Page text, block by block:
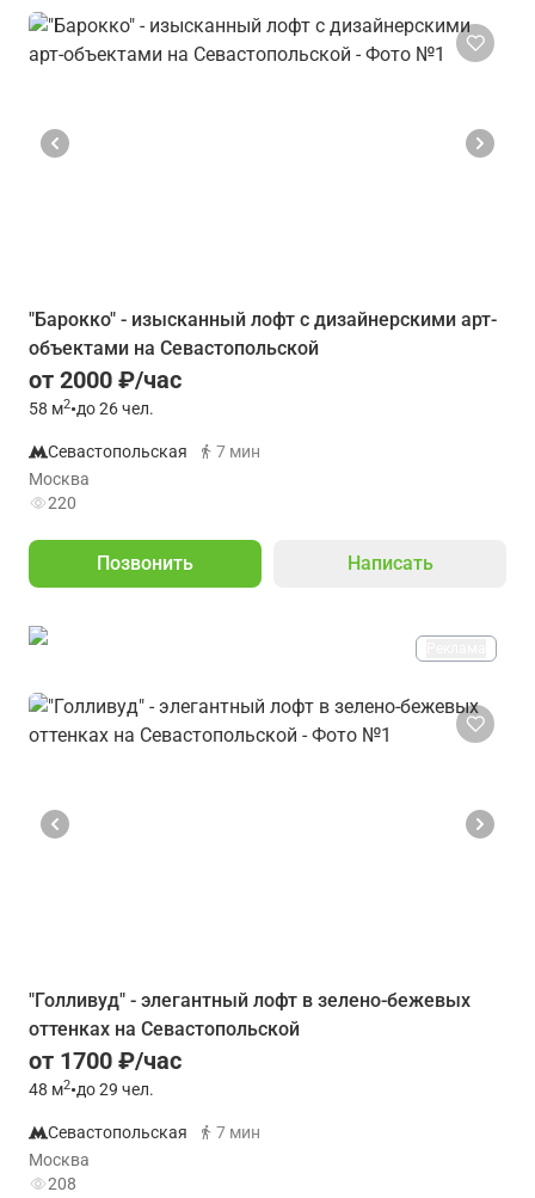
"Барокко" - изысканный лофт с дизайнерскими арт-
объектами на Севастопольской
от 2000 ₽/час
58 м2•до 26 чел.
Севастопольская
7 мин
Москва
220
Позвонить Написать
"Голливуд" - элегантный лофт в зелено-бежевых
оттенках на Севастопольской
от 1700 ₽/час
48 м2•до 29 чел.
Севастопольская
7 мин
Москва
208